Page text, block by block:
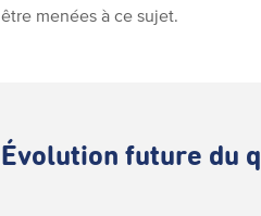
être menées à ce sujet.
Évolution future du